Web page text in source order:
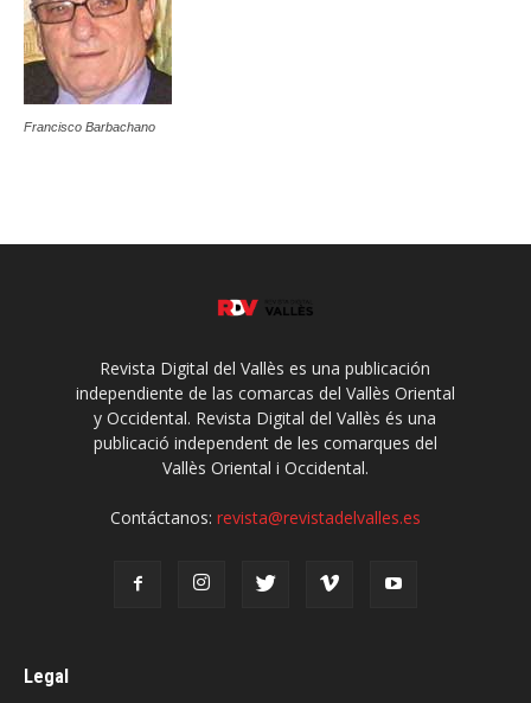
Francisco Barbachano
Revista Digital del Vallès es una publicación
independiente de las comarcas del Vallès Oriental
y Occidental. Revista Digital del Vallès és una
publicació independent de les comarques del
Vallès Oriental i Occidental.
Contáctanos: revista@revistadelvalles.es
Legal